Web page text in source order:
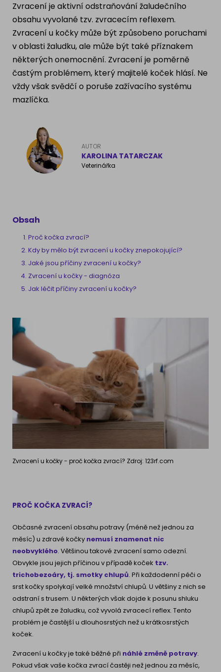
PLEMENA PSŮ
Francouzský buldog
Dalmatín
Zlatý retrívr
Atlas psů
Ragdoll
Britská krátkosrstá kočka
Bengálská kočka
Kanadský Sphynx
Zvracení je aktivní odstraňování žaludečního
obsahu vyvolané tzv. zvracecím reflexem.
Zvracení u kočky může být způsobeno poruchami
v oblasti žaludku, ale může být také příznakem
některých onemocnění. Zvracení je poměrně
častým problémem, který majitelé koček hlásí. Ne
vždy však svědčí o poruše zažívacího systému
mazlíčka.
AUTOR
KAROLINA TATARCZAK
Veterinářka
Obsah
Proč kočka zvrací?
Kdy by mělo být zvracení u kočky znepokojující?
Jaké jsou příčiny zvracení u kočky?
Zvracení u kočky - diagnóza
Jak léčit příčiny zvracení u kočky?
Zvracení u kočky - proč kočka zvrací? Zdroj: 123rf.com
PROČ KOČKA ZVRACÍ?
Občasné zvracení obsahu potravy (méně než jednou za
měsíc) u zdravé kočky nemusí znamenat nic
neobvyklého. Většinou takové zvracení samo odezní.
Obvykle jsou jejich příčinou v případě koček tzv.
trichobezoáry, tj. smotky chlupů. Při každodenní péči o
srst kočky spolykají velké množství chlupů. U většiny z nich se
odstraní s trusem. U některých však dojde k posunu shluku
chlupů zpět ze žaludku, což vyvolá zvracecí reflex. Tento
problém je častější u dlouhosrstých než u krátkosrstých
koček.
Zvracení u kočky je také běžné při náhlé změně potravy.
Pokud však vaše kočka zvrací častěji než jednou za měsíc,